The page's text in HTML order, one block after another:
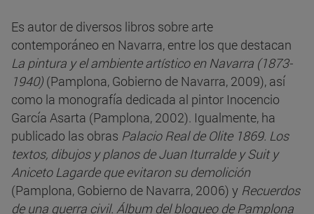
Es autor de diversos libros sobre arte
contemporáneo en Navarra, entre los que destacan
La pintura y el ambiente artístico en Navarra (1873-
1940) (Pamplona, Gobierno de Navarra, 2009), así
como la monografía dedicada al pintor Inocencio
García Asarta (Pamplona, 2002). Igualmente, ha
publicado las obras Palacio Real de Olite 1869. Los
textos, dibujos y planos de Juan Iturralde y Suit y
Aniceto Lagarde que evitaron su demolición
(Pamplona, Gobierno de Navarra, 2006) y Recuerdos
de una guerra civil. Álbum del bloqueo de Pamplona